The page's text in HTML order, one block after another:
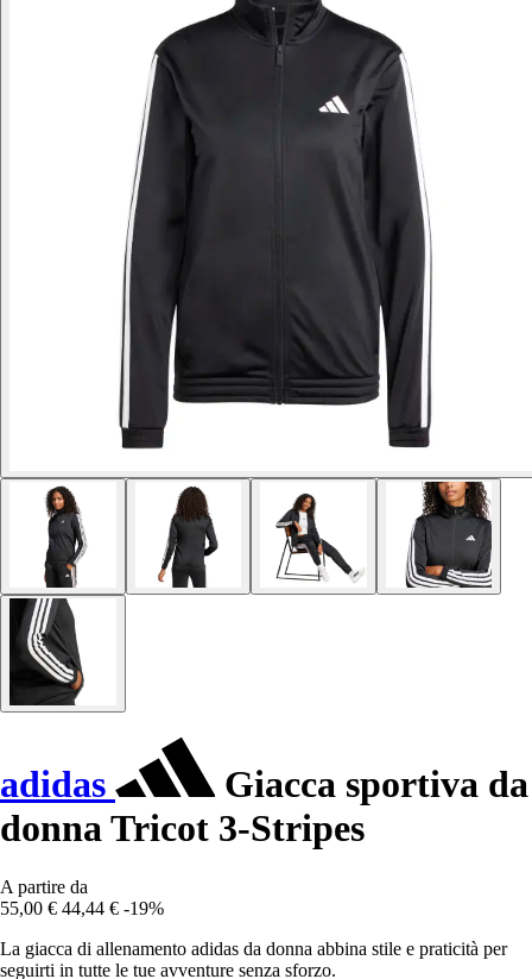
adidas
Giacca sportiva da
donna Tricot 3-Stripes
A partire da
55,00 € 44,44 € -19%
La giacca di allenamento adidas da donna abbina stile e praticità per
seguirti in tutte le tue avventure senza sforzo.